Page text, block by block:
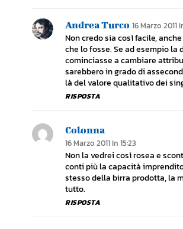
Andrea Turco 16 Marzo 2011
Non credo sia così facile,
che lo fosse. Se ad esempio la
cominciasse a cambiare
sarebbero in grado di
là del valore qualitativo dei
RISPOSTA
Colonna
16 Marzo 2011 In 15:23
Non la vedrei così rosea e
conti più la capacità
stesso della birra prodotta, la
tutto.
RISPOSTA